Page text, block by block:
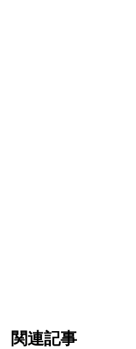
関連記事